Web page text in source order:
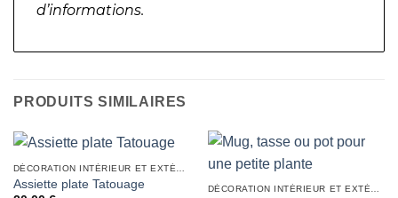
d’informations.
PRODUITS SIMILAIRES
Assiette plate Tatouage
DÉCORATION INTÉRIEUR ET EXTÉRIEUR